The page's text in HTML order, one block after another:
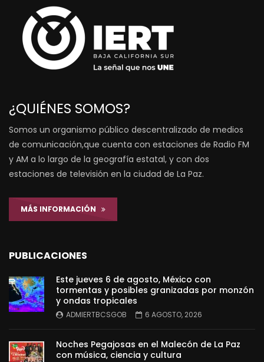
¿QUIÉNES SOMOS?
Somos un organismo público descentralizado de medios
de comunicación,que cuenta con estaciones de Radio FM
y AM a lo largo de la geografía estatal, y con dos
estaciones de televisión en la ciudad de La Paz.
MÁS INFORMACIÓN
PUBLICACIONES
Este jueves 6 de agosto, México con
tormentas y posibles granizadas por monzón
y ondas tropicales
ADMIERTBCSGOB 6 AGOSTO, 2026
Noches Pegajosas en el Malecón de La Paz
con música, ciencia y cultura